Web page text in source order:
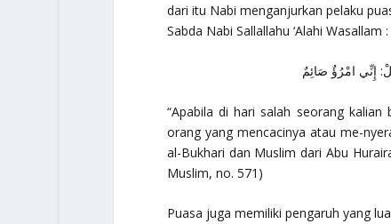
dari itu Nabi menganjurkan pelaku
Sabda Nabi Sallallahu ‘Alahi Wasallam :
إِنِّي امْرُؤٌ صَائِمٌ
“Apabila di hari salah seorang
orang yang mencacinya atau me-
al-Bukhari dan Muslim dari Abu
Muslim, no. 571)
Puasa juga memiliki pengaruh yang